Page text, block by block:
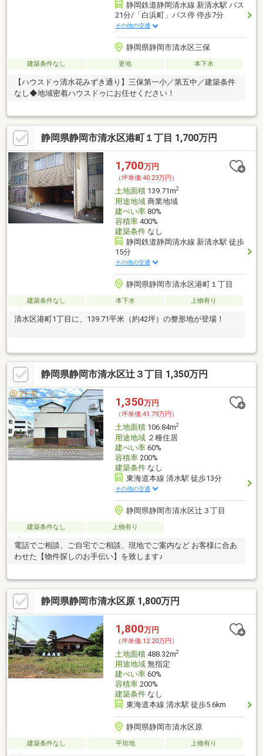
静岡鉄道静岡清水線 新清水駅 バス
21分/「白浜町」バス停 停歩7分
その他の交通
静岡県静岡市清水区三保
建築条件なし 更地 本下水
【ハウスドゥ清水花みずき通り】三保第一小／第五中／建築条件
なし◆地域密着ハウスドゥにお任せください！
静岡県静岡市清水区港町１丁目 1,700万円
1,700万円
（坪単価:40.23万円）
土地面積139.71m2
用途地域商業地域
建ぺい率80%
容積率400%
建築条件なし
静岡鉄道静岡清水線 新清水駅 徒歩
15分
その他の交通
静岡県静岡市清水区港町１丁目
建築条件なし 本下水 上物有り
清水区港町1丁目に、139.71平米（約42坪）の整形地が登場！
静岡県静岡市清水区辻３丁目 1,350万円
1,350万円
（坪単価:41.79万円）
土地面積106.84m2
用途地域２種住居
建ぺい率60%
容積率200%
建築条件なし
東海道本線 清水駅 徒歩13分
その他の交通
静岡県静岡市清水区辻３丁目
建築条件なし 上物有り
電話でご相談、ご自宅でご相談、現地でご案内など お客様に合あ
わせた【物件探しのお手伝い】を致します♪
静岡県静岡市清水区原 1,800万円
1,800万円
（坪単価:12.20万円）
土地面積488.32m2
用途地域無指定
建ぺい率60%
容積率200%
建築条件なし
東海道本線 清水駅 徒歩5.6km
静岡県静岡市清水区原
建築条件なし 平坦地 上物有り